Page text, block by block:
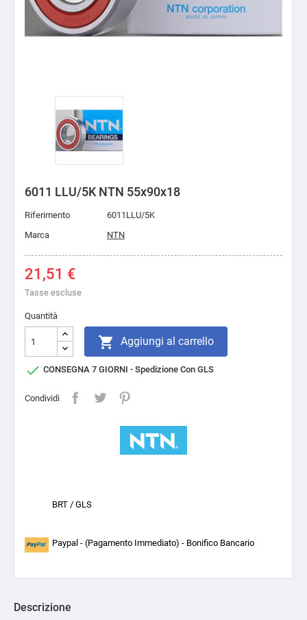
6011 LLU/5K NTN 55x90x18
Riferimento
6011LLU/5K
Marca
NTN
21,51 €
Tasse escluse
Quantità
 Aggiungi al carrello
 CONSEGNA 7 GIORNI - Spedizione Con GLS
Condividi
BRT / GLS
Paypal - (Pagamento Immediato) - Bonifico Bancario
Descrizione